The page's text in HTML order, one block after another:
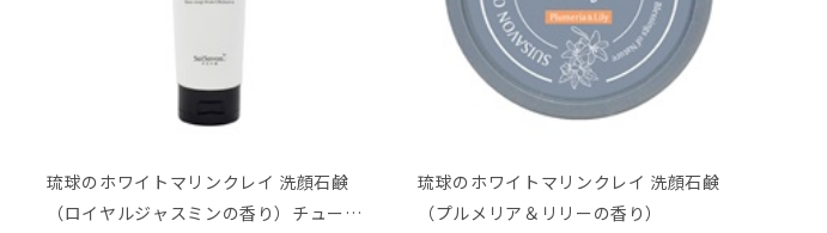
琉球のホワイトマリンクレイ 洗顔石鹸
（ロイヤルジャスミンの香り）チューブ
琉球のホワイトマリンクレイ 洗顔石鹸
（プルメリア＆リリーの香り）